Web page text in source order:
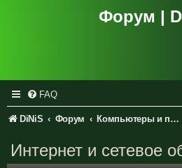
Форум |
FAQ
DiNiS Форум Компьютеры и периферия
Интернет и сетевое